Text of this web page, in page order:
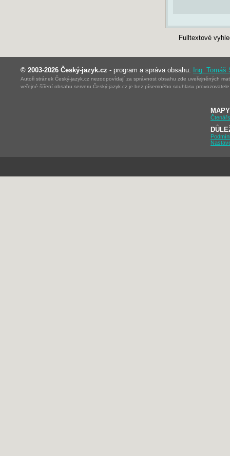
Fulltextové
© 2003-2026 Český-jazyk.cz - program a správa obsahu: Ing. Tomáš
Autoři stránek Český-jazyk.cz nezodpovídají za správnost obsahu zde uveřejněných
veřejné šíření obsahu serveru Český-jazyk.cz je bez písemného souhlasu